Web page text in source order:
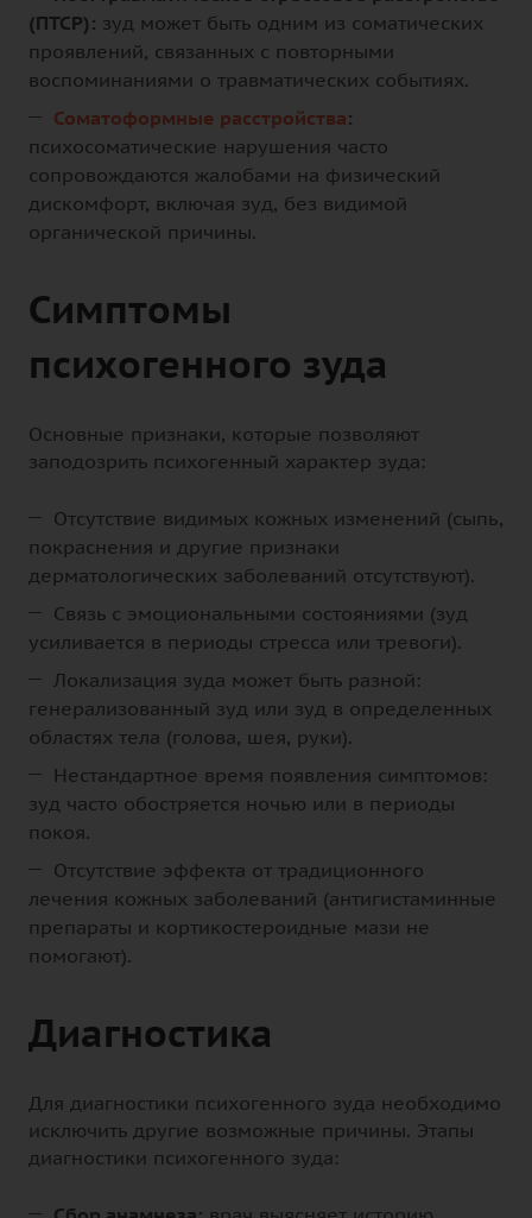
(ПТСР): зуд может быть одним из соматических
проявлений, связанных с повторными
воспоминаниями о травматических событиях.
Соматоформные расстройства:
психосоматические нарушения часто
сопровождаются жалобами на физический
дискомфорт, включая зуд, без видимой
органической причины.
Симптомы
психогенного зуда
Основные признаки, которые позволяют
заподозрить психогенный характер зуда:
Отсутствие видимых кожных изменений (сыпь,
покраснения и другие признаки
дерматологических заболеваний отсутствуют).
Связь с эмоциональными состояниями (зуд
усиливается в периоды стресса или тревоги).
Локализация зуда может быть разной:
генерализованный зуд или зуд в определенных
областях тела (голова, шея, руки).
Нестандартное время появления симптомов:
зуд часто обостряется ночью или в периоды
покоя.
Отсутствие эффекта от традиционного
лечения кожных заболеваний (антигистаминные
препараты и кортикостероидные мази не
помогают).
Диагностика
Для диагностики психогенного зуда необходимо
исключить другие возможные причины. Этапы
диагностики психогенного зуда: